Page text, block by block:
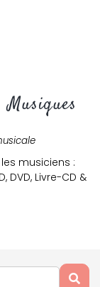
musiciens :
Livre-CD &